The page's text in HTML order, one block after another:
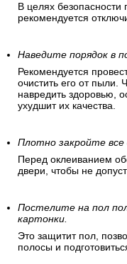
В целях безопасности
рекомендуется
Наведите порядок в
Рекомендуется
очистить его от пыли.
навредить здоровью,
ухудшит их качества.
Плотно закройте все
Перед оклеиванием
двери, чтобы не
Постелите на пол
картонки.
Это защитит пол,
полосы и